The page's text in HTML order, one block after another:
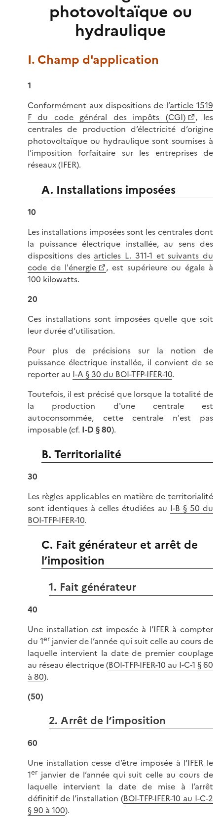
photovoltaïque ou
hydraulique
I. Champ d'application
1
Conformément aux dispositions de l’article 1519
F du code général des impôts (CGI)
, les
centrales de production d’électricité d’origine
photovoltaïque ou hydraulique sont soumises à
l’imposition forfaitaire sur les entreprises de
réseaux (IFER).
A. Installations imposées
10
Les installations imposées sont les centrales dont
la puissance électrique installée, au sens des
dispositions des articles L. 311-1 et suivants du
code de l'énergie
, est supérieure ou égale à
100 kilowatts.
20
Ces installations sont imposées quelle que soit
leur durée d’utilisation.
Pour plus de précisions sur la notion de
puissance électrique installée, il convient de se
reporter au I-A § 30 du BOI-TFP-IFER-10.
Toutefois, il est précisé que lorsque la totalité de
la production d'une centrale est
autoconsommée, cette centrale n'est pas
imposable (cf. I-D § 80).
B. Territorialité
30
Les règles applicables en matière de territorialité
sont identiques à celles étudiées au I-B § 50 du
BOI-TFP-IFER-10.
C. Fait générateur et arrêt de
l’imposition
1. Fait générateur
40
Une installation est imposée à l’IFER à compter
du 1er janvier de l’année qui suit celle au cours de
laquelle intervient la date de premier couplage
au réseau électrique (BOI-TFP-IFER-10 au I-C-1 § 60
à 80).
(50)
2. Arrêt de l’imposition
60
Une installation cesse d’être imposée à l’IFER le
1er janvier de l’année qui suit celle au cours de
laquelle intervient la date de mise à l’arrêt
définitif de l’installation (BOI-TFP-IFER-10 au I-C-2
§ 90 à 100).